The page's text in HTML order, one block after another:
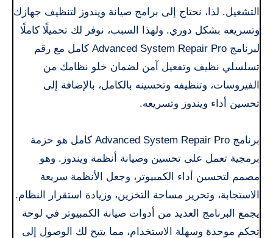
التشغيل. لذا، نحتاج إلى برامج صيانة ويندوز لتنظيف جهازك
وتسريعه بشكل دوري. ولهذا السبب، نوفر لك تحميلًا كاملًا
لبرنامج Advanced System Repair Pro كامل مع رقم
تسلسلي نظيف وتفعيل آمن لضمان خلو نظامك من
الفيروسات، وتنظيفه وتحسينه بالكامل، بالإضافة إلى
تحسين أداء ويندوز وتسريعه.
برنامج Advanced System Repair Pro كامل هو حزمة
برمجية تعمل على تحسين وصيانة أنظمة ويندوز. وهو
مصمم لتحسين أداء الكمبيوتر، وجعل الأنظمة سريعة
الاستجابة، وتحرير مساحة التخزين، وزيادة استقرار النظام.
يجمع البرنامج العديد من أدوات صيانة الكمبيوتر في لوحة
تحكم موحدة وسهلة الاستخدام، مما يتيح لك الوصول إلى